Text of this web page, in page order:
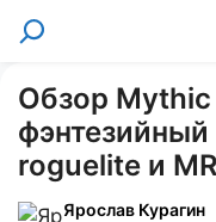
Перейти
Поиск
Обзор Mythic
roguelite и MR
Ярослав Курагин